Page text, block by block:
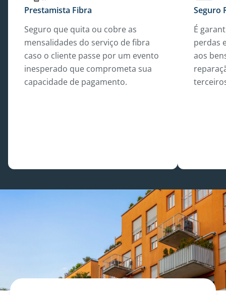
Prestamista Fibra
Seguro que quita ou cobre as
mensalidades do serviço de fibra
caso o cliente passe por um evento
inesperado que comprometa sua
capacidade de pagamento.
Seguro
É
perdas
aos